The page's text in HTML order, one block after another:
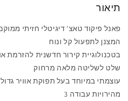
תיאור
פאנל פיקוד טאצ' דיגיטלי חזיתי
המצנן לתפעול קל ונוח
בטכנולוגיית קירור חדשנית להזרמת
שלט לשליטה מלאה מרחוק
עוצמתי במיוחד בעל תפוקת אוויר
3 מהירויות עבודה